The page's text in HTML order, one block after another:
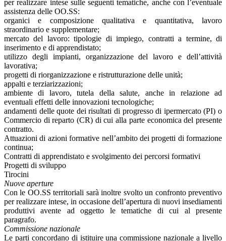
per realizzare intese sulle seguenti tematiche, anche con l’eventuale
assistenza delle OO.SS:
organici e composizione qualitativa e quantitativa, lavoro
straordinario e supplementare;
mercato del lavoro: tipologie di impiego, contratti a termine, di
inserimento e di apprendistato;
utilizzo degli impianti, organizzazione del lavoro e dell’attività
lavorativa;
progetti di riorganizzazione e ristrutturazione delle unità;
appalti e terziarizzazioni;
ambiente di lavoro, tutela della salute, anche in relazione ad
eventuali effetti delle innovazioni tecnologiche;
andamenti delle quote dei risultati di progresso di ipermercato (PI) o
Commercio di reparto (CR) di cui alla parte economica del presente
contratto.
Attuazioni di azioni formative nell’ambito dei progetti di formazione
continua;
Contratti di apprendistato e svolgimento dei percorsi formativi
Progetti di sviluppo
Tirocini
Nuove aperture
Con le OO.SS territoriali sarà inoltre svolto un confronto preventivo
per realizzare intese, in occasione dell’apertura di nuovi insediamenti
produttivi avente ad oggetto le tematiche di cui al presente
paragrafo.
Commissione nazionale
Le parti concordano di istituire una commissione nazionale a livello